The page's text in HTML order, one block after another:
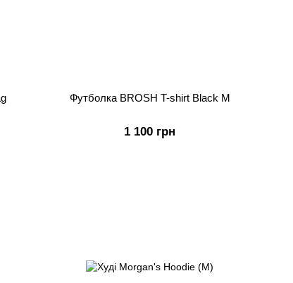
Футболка BROSH T-shirt Black M
1 100 грн